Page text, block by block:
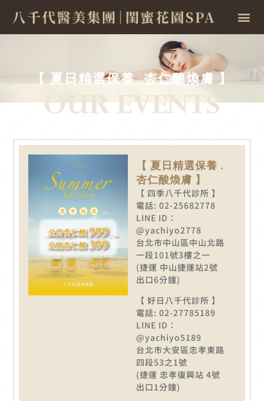
【 夏日精選保養 .杏仁酸煥膚 】
【 夏日精選保養 .
杏仁酸煥膚 】
【 四季八千代診所 】
電話: 02-25682778
LINE ID：
@yachiyo2778
台北市中山區中山北路
一段101號3樓之一
(捷運 中山捷運站2號
出口6分鐘)
【 好日八千代診所 】
電話: 02-27785189
LINE ID：
@yachiyo5189
台北市大安區忠孝東路
四段53之1號
(捷運 忠孝復興站 4號
出口1分鐘)